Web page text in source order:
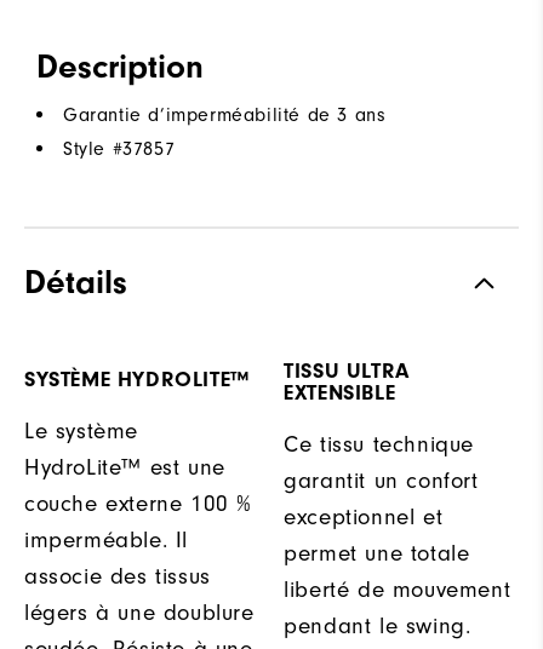
Description
Garantie d’imperméabilité de 3 ans
Style #37857
Détails
SYSTÈME HYDROLITE™
Le système
HydroLite™ est une
couche externe 100 %
imperméable. Il
associe des tissus
légers à une doublure
TISSU ULTRA
EXTENSIBLE
Ce tissu technique
garantit un confort
exceptionnel et
permet une totale
liberté de mouvement
pendant le swing.